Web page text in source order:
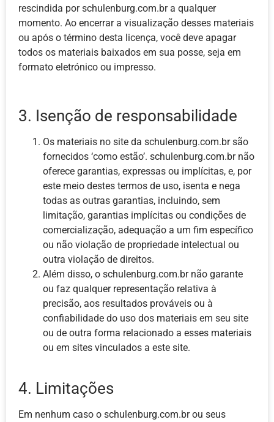
rescindida por schulenburg.com.br a qualquer
momento. Ao encerrar a visualização desses materiais
ou após o término desta licença, você deve apagar
todos os materiais baixados em sua posse, seja em
formato eletrónico ou impresso.
3. Isenção de responsabilidade
Os materiais no site da schulenburg.com.br são
fornecidos ‘como estão’. schulenburg.com.br não
oferece garantias, expressas ou implícitas, e, por
este meio destes termos de uso, isenta e nega
todas as outras garantias, incluindo, sem
limitação, garantias implícitas ou condições de
comercialização, adequação a um fim específico
ou não violação de propriedade intelectual ou
outra violação de direitos.
Além disso, o schulenburg.com.br não garante
ou faz qualquer representação relativa à
precisão, aos resultados prováveis ​​ou à
confiabilidade do uso dos materiais em seu site
ou de outra forma relacionado a esses materiais
ou em sites vinculados a este site.
4. Limitações
Em nenhum caso o schulenburg.com.br ou seus